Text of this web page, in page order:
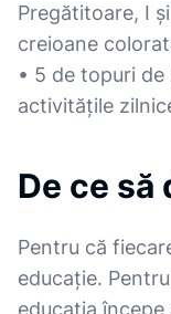
Pregătitoare, I
creioane
• 5 de topuri
activitățile
De ce să
Pentru că
educație.
educația